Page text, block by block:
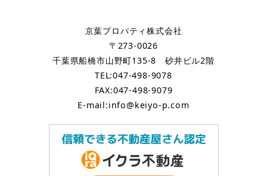
京葉プロパティ株式会社
〒273-0026
千葉県船橋市山野町135-8 砂井ビル2階
TEL:047-498-9078
FAX:047-498-9079
E-mail:info@keiyo-p.com